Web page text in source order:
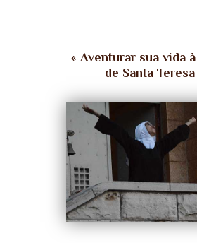
« Aventurar sua vida
de Santa Teresa